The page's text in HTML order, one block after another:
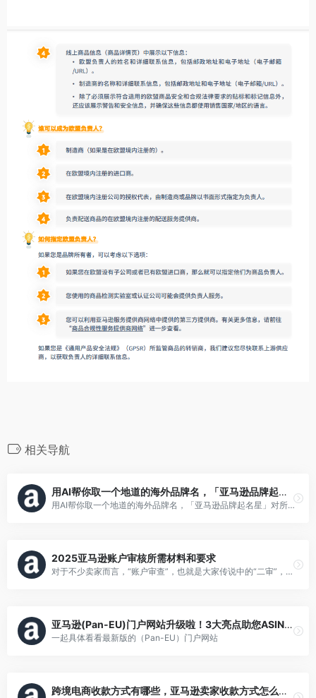
相关导航
用AI帮你取一个地道的海外品牌名，「亚马逊品牌起名星」对所有人开放使用啦！
用AI帮你取一个地道的海外品牌名，「亚马逊品牌起名星」对所有人开放使用啦！
2025亚马逊账户审核所需材料和要求
对于不少卖家而言，“账户审查”，也就是大家传说中的“二审”，是一个让人感到头疼的困扰。
亚马逊(Pan-EU)门户网站升级啦！3大亮点助您ASIN管理更便捷
一起具体看看最新版的（Pan-EU）门户网站
跨境电商收款方式有哪些，亚马逊卖家收款方式怎么选？